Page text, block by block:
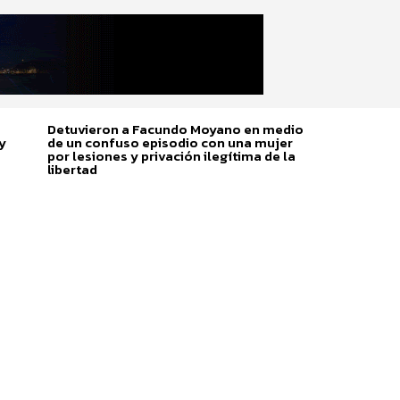
Detuvieron a Facundo Moyano en medio
de un confuso episodio con una mujer
por lesiones y privación ilegítima de la
libertad